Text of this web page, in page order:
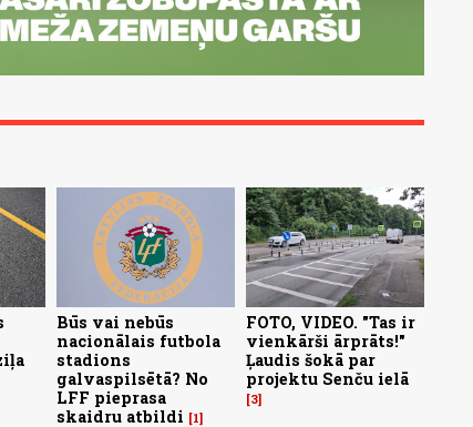
Būs vai nebūs
nacionālais futbola
stadions
galvaspilsētā? No
LFF pieprasa
skaidru atbildi
1
FOTO, VIDEO. "Tas ir
vienkārši ārprāts!"
Ļaudis šokā par
projektu Senču ielā
3